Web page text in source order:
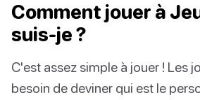
Comment jouer à
suis-je ?
C'est assez simple à jouer ! Les
besoin de deviner qui est le